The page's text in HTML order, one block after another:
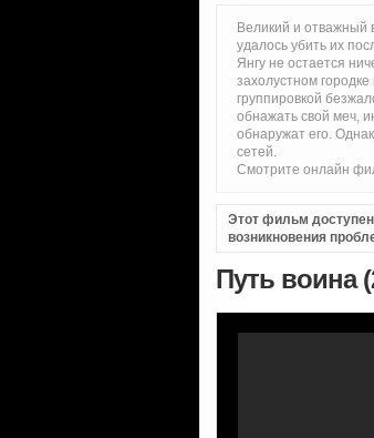
Великий и отважный
удалось убить их
Янгу не остается
захолустном
группировкой
обнажать свой меч,
обнаружат его.
сетей.
Смотрите онлайн
Этот фильм доступен
возникновения
Путь воина